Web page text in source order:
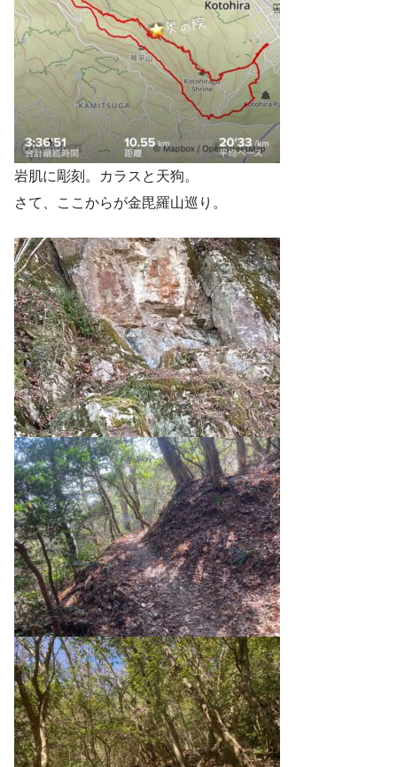
岩肌に彫刻。カラスと天狗。
さて、ここからが金毘羅山巡り。